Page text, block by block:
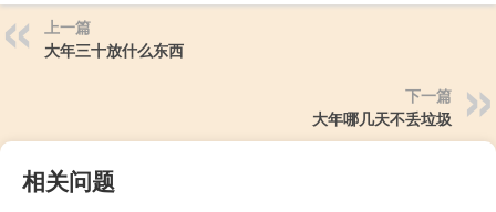
上一篇
大年三十放什么东西
下一篇
大年哪几天不丢垃圾
相关问题